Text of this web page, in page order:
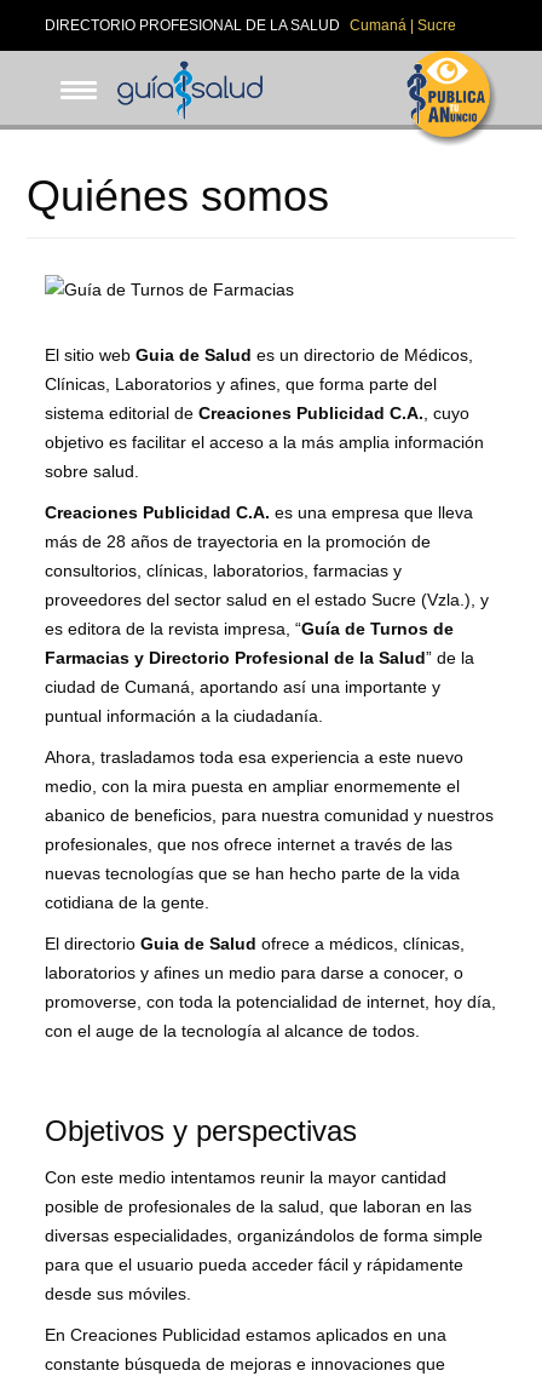
DIRECTORIO PROFESIONAL DE LA SALUD Cumaná | Sucre
Quiénes somos
El sitio webGuia de Salud es un directorio de Médicos,
Clínicas, Laboratorios y afines, que forma parte del
sistema editorial deCreaciones Publicidad C.A., cuyo
objetivo es facilitar el acceso a la más amplia información
sobre salud.
Creaciones Publicidad C.A. es una empresa que lleva
más de 28 años de trayectoria en la promoción de
consultorios, clínicas, laboratorios, farmacias y
proveedores del sector salud en el estado Sucre (Vzla.), y
es editora de la revista impresa, “Guía de Turnos de
Farmacias y Directorio Profesional de la Salud” de la
ciudad de Cumaná, aportando así una importante y
puntual información a la ciudadanía.
Ahora, trasladamos toda esa experiencia a este nuevo
medio, con la mira puesta en ampliar enormemente el
abanico de beneficios, para nuestra comunidad y nuestros
profesionales, que nos ofrece internet a través de las
nuevas tecnologías que se han hecho parte de la vida
cotidiana de la gente.
El directorioGuia de Salud ofrece a médicos, clínicas,
laboratorios y afines un medio para darse a conocer, o
promoverse, con toda la potencialidad de internet, hoy día,
con el auge de la tecnología al alcance de todos.
Objetivos y perspectivas
Con este medio intentamos reunir la mayor cantidad
posible de profesionales de la salud, que laboran en las
diversas especialidades, organizándolos de forma simple
para que el usuario pueda acceder fácil y rápidamente
desde sus móviles.
En Creaciones Publicidad estamos aplicados en una
constante búsqueda de mejoras e innovaciones que